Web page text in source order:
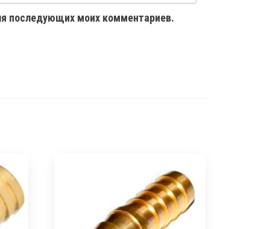
последующих моих комментариев.